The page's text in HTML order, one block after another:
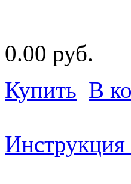
0.00 руб.
Купить В
Инструкция